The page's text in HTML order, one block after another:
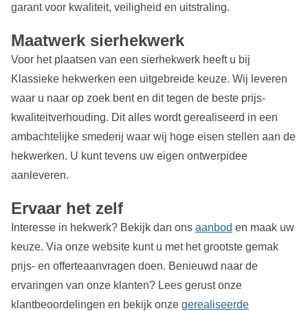
garant voor kwaliteit, veiligheid en uitstraling.
Maatwerk sierhekwerk
Voor het plaatsen van een sierhekwerk heeft u bij
Klassieke hekwerken een uitgebreide keuze. Wij leveren
waar u naar op zoek bent en dit tegen de beste prijs-
kwaliteitverhouding. Dit alles wordt gerealiseerd in een
ambachtelijke smederij waar wij hoge eisen stellen aan de
hekwerken. U kunt tevens uw eigen ontwerpidee
aanleveren.
Ervaar het zelf
Interesse in hekwerk? Bekijk dan ons aanbod en maak uw
keuze. Via onze website kunt u met het grootste gemak
prijs- en offerteaanvragen doen. Benieuwd naar de
ervaringen van onze klanten? Lees gerust onze
klantbeoordelingen en bekijk onze gerealiseerde